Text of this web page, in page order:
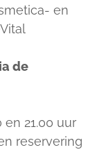
en
de
21.00 uur
reservering